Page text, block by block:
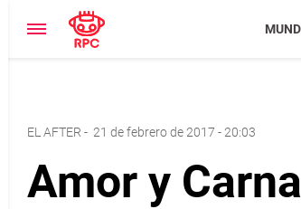
EL AFTER - 21 de febrero de 2017 - 20:03
Amor y